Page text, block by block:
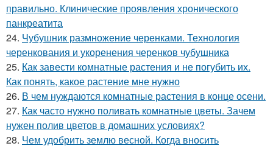
правильно. Клинические проявления хронического
панкреатита
24. Чубушник размножение черенками. Технология
черенкования и укоренения черенков чубушника
25. Как завести комнатные растения и не погубить их.
Как понять, какое растение мне нужно
26. В чем нуждаются комнатные растения в конце осени.
27. Как часто нужно поливать комнатные цветы. Зачем
нужен полив цветов в домашних условиях?
28. Чем удобрить землю весной. Когда вносить